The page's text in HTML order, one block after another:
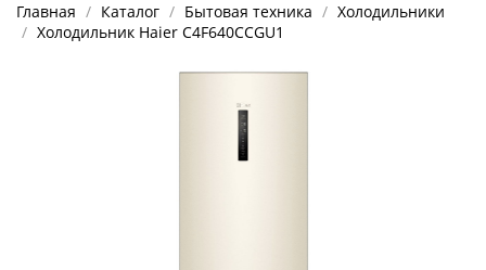
Главная Каталог Бытовая техника
Холодильники
Холодильник Haier C4F640CCGU1